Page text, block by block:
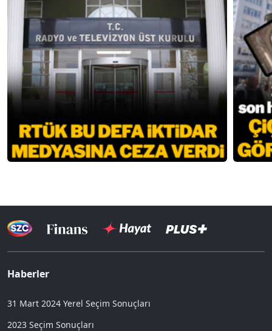
Haberler
31 Mart 2024 Yerel Seçim Sonuçları
2023 Seçim Sonuçları